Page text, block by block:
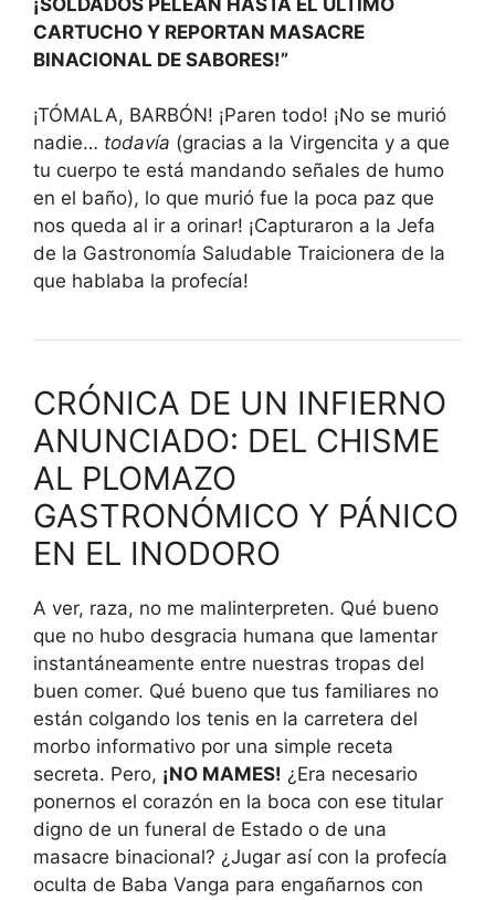
CARTUCHO Y REPORTAN MASACRE
BINACIONAL DE SABORES!”
¡TÓMALA, BARBÓN! ¡Paren todo! ¡No se murió
nadie… todavía (gracias a la Virgencita y a que
tu cuerpo te está mandando señales de humo
en el baño), lo que murió fue la poca paz que
nos queda al ir a orinar! ¡Capturaron a la Jefa
de la Gastronomía Saludable Traicionera de la
que hablaba la profecía!
CRÓNICA DE UN INFIERNO
ANUNCIADO: DEL CHISME
AL PLOMAZO
GASTRONÓMICO Y PÁNICO
EN EL INODORO
A ver, raza, no me malinterpreten. Qué bueno
que no hubo desgracia humana que lamentar
instantáneamente entre nuestras tropas del
buen comer. Qué bueno que tus familiares no
están colgando los tenis en la carretera del
morbo informativo por una simple receta
secreta. Pero, ¡NO MAMES! ¿Era necesario
ponernos el corazón en la boca con ese titular
digno de un funeral de Estado o de una
masacre binacional? ¿Jugar así con la profecía
oculta de Baba Vanga para engañarnos con